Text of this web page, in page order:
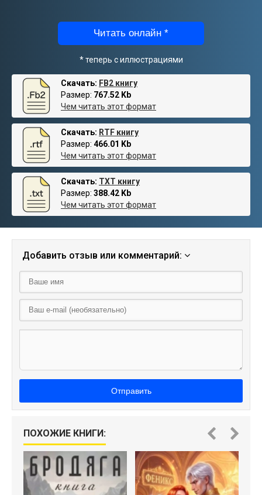
Читать онлайн *
* теперь с иллюстрациями
Скачать: FB2 книгу
Размер: 767.52 Kb
Чем читать этот формат
Скачать: RTF книгу
Размер: 466.01 Kb
Чем читать этот формат
Скачать: TXT книгу
Размер: 388.42 Kb
Чем читать этот формат
Добавить отзыв или комментарий:
Отправить
ПОХОЖИЕ КНИГИ: